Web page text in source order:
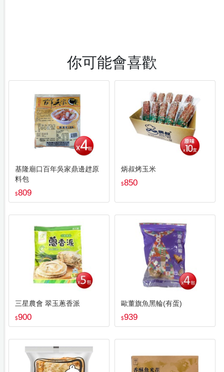
你可能會喜歡
基隆廟口百年吳家鼎邊趖原
料包
$809
炳叔烤玉米
$850
三星農會 翠玉蔥香派
$900
歐董旗魚黑輪(有蛋)
$939